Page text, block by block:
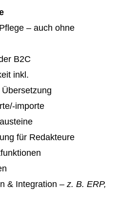
– auch ohne
B2C
inkl.
importe
für Redakteure
& Integration – z. B. ERP,